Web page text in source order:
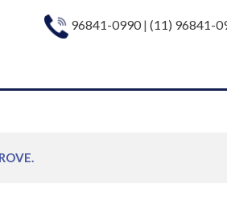
96841-0990| (11) 96841-